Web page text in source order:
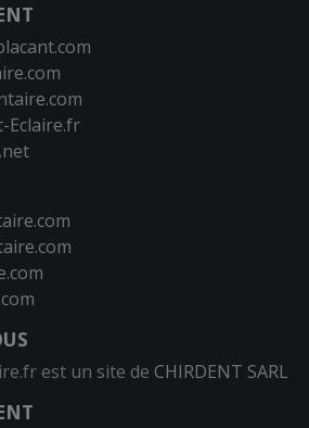
Eclaire.fr
est un site de CHIRDENT SARL